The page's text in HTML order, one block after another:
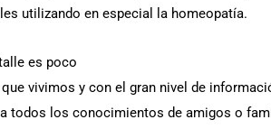
utilizando en especial la homeopatía.
es poco
vivimos y con el gran nivel de
todos los conocimientos de amigos o